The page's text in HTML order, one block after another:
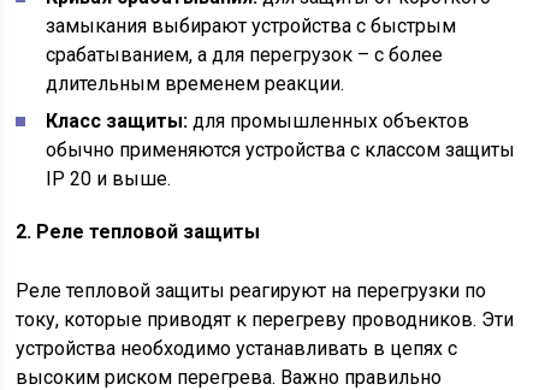
замыкания выбирают устройства с быстрым
срабатыванием, а для перегрузок – с более
длительным временем реакции.
Класс защиты: для промышленных объектов
обычно применяются устройства с классом защиты
IP 20 и выше.
2. Реле тепловой защиты
Реле тепловой защиты реагируют на перегрузки по
току, которые приводят к перегреву проводников. Эти
устройства необходимо устанавливать в цепях с
высоким риском перегрева. Важно правильно